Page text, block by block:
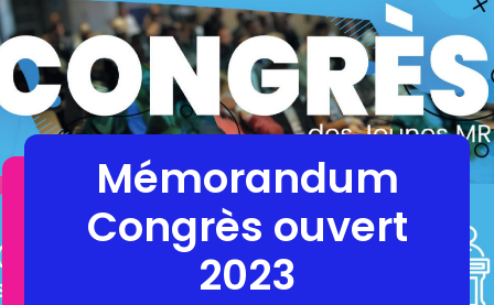
Mémorandum
Congrès ouvert
2023